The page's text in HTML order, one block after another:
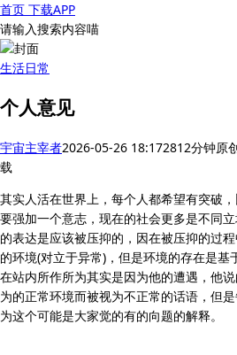
首页 下载APP
请输入搜索内容喵
生活日常
个人意见
宇宙主宰者2026-05-26 18:172812分钟原
载
其实人活在世界上，每个人都希望有突破
要强加一个意志，现在的社会更多是不同
的表达是应该被压抑的，因在被压抑的过
的环境(对立于异常)，但是环境的存在是基
在站内所作所为其实是因为他的遭遇，他
为的正常环境而被视为不正常的话语，但
为这个可能是大家觉的有的向题的解释。